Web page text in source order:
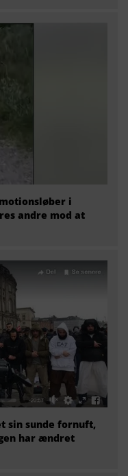
i
andre mod at
sin sunde fornuft,
har ændret